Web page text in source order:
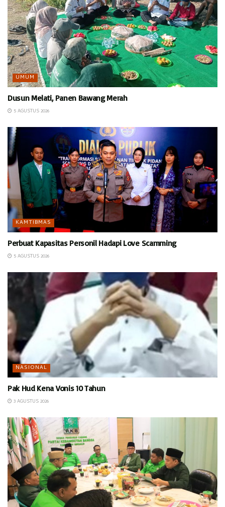
UMUM
Dusun Melati, Panen Bawang Merah
5 AGUSTUS 2026
KAMTIBMAS
Perbuat Kapasitas Personil Hadapi Love Scamming
5 AGUSTUS 2026
NASIONAL
Pak Hud Kena Vonis 10 Tahun
3 AGUSTUS 2026